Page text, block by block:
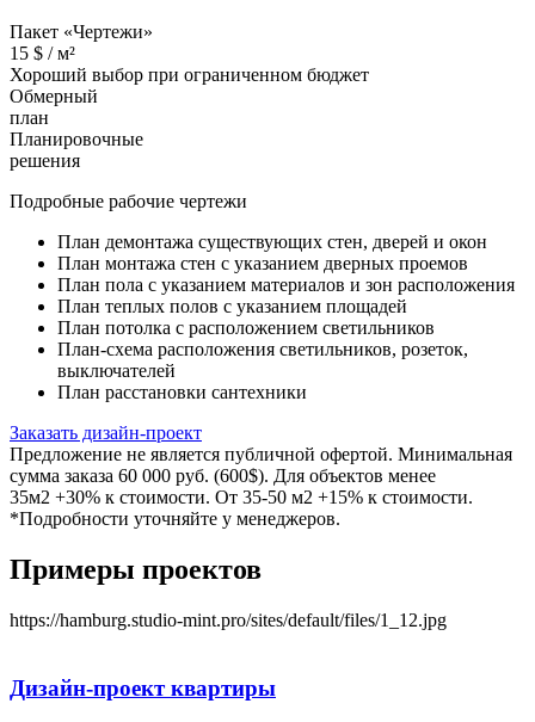
Пакет «Чертежи»
15 $ /м²
Хороший выбор при ограниченном бюджет
Обмерный
план
Планировочные
решения
Подробные рабочие чертежи
План демонтажа существующих стен, дверей и окон
План монтажа стен с указанием дверных проемов
План пола с указанием материалов и зон расположения
План теплых полов с указанием площадей
План потолка с расположением светильников
План-схема расположения светильников, розеток,
выключателей
План расстановки сантехники
Заказать дизайн-проект
Предложение не является публичной офертой. Минимальная
сумма заказа 60 000 руб. (600$). Для объектов менее
35м2 +30% к стоимости. От 35-50 м2 +15% к стоимости.
*Подробности уточняйте у менеджеров.
Примеры проектов
https://hamburg.studio-mint.pro/sites/default/files/1_12.jpg
Дизайн-проектквартиры